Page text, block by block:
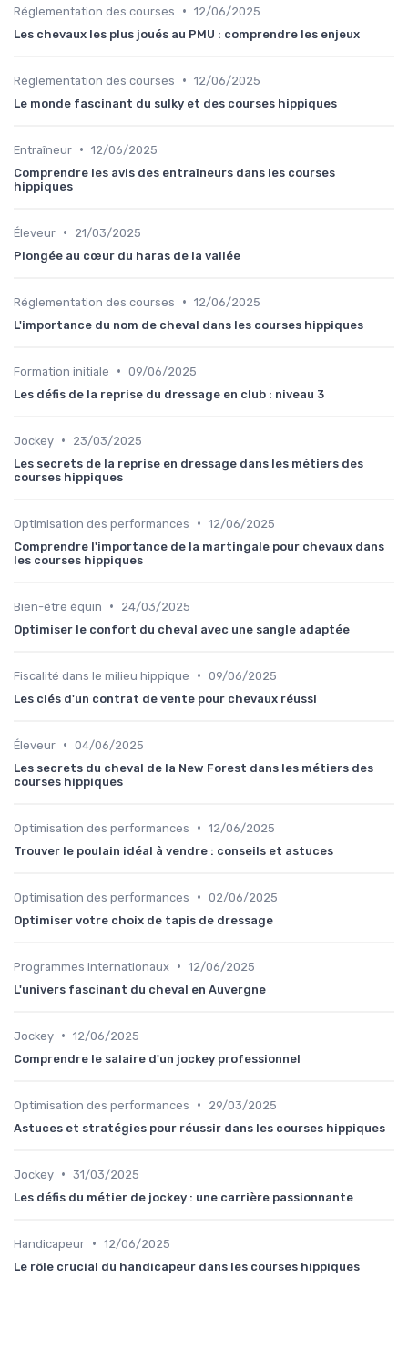
Réglementation des courses • 12/06/2025
Les chevaux les plus joués au PMU : comprendre les enjeux
Réglementation des courses • 12/06/2025
Le monde fascinant du sulky et des courses hippiques
Entraîneur • 12/06/2025
Comprendre les avis des entraîneurs dans les courses
hippiques
Éleveur •
21/03/2025
Plongée au cœur du haras de la vallée
Réglementation des courses • 12/06/2025
L'importance du nom de cheval dans les courses hippiques
Formation initiale • 09/06/2025
Les défis de la reprise du dressage en club : niveau 3
Jockey •
23/03/2025
Les secrets de la reprise en dressage dans les métiers des
courses hippiques
Optimisation des performances • 12/06/2025
Comprendre l'importance de la martingale pour chevaux dans
les courses hippiques
Bien-être équin •
24/03/2025
Optimiser le confort du cheval avec une sangle adaptée
Fiscalité dans le milieu hippique • 09/06/2025
Les clés d'un contrat de vente pour chevaux réussi
Éleveur • 04/06/2025
Les secrets du cheval de la New Forest dans les métiers des
courses hippiques
Optimisation des performances • 12/06/2025
Trouver le poulain idéal à vendre : conseils et astuces
Optimisation des performances • 02/06/2025
Optimiser votre choix de tapis de dressage
Programmes internationaux • 12/06/2025
L'univers fascinant du cheval en Auvergne
Jockey • 12/06/2025
Comprendre le salaire d'un jockey professionnel
Optimisation des performances •
29/03/2025
Astuces et stratégies pour réussir dans les courses hippiques
Jockey • 31/03/2025
Les défis du métier de jockey : une carrière passionnante
Handicapeur • 12/06/2025
Le rôle crucial du handicapeur dans les courses hippiques